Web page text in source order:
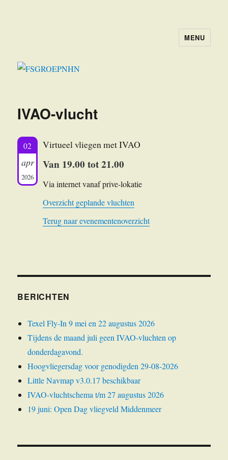
MENU
IVAO-vlucht
02
apr
2026
Virtueel vliegen met IVAO
Van 19.00 tot 21.00
Via internet vanaf prive-lokatie
Overzicht geplande vluchten
Terug naar evenementenoverzicht
BERICHTEN
Texel Fly-In 9 mei en 22 augustus 2026
Tijdens de maand juli geen IVAO-vluchten op
donderdagavond.
Hoogvliegersdag voor genodigden 29-08-2026
Little Navmap v3.0.17 beschikbaar
IVAO-vluchtschema t/m 27 augustus 2026
19 juni: Open Dag vliegveld Middenmeer